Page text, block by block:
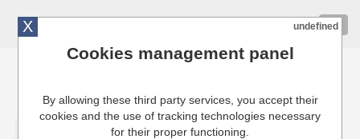
Cuisinresto: Ustensiles de cuisine pour professionnels
X undefined
Cookies management panel
By allowing these third party services, you accept their
cookies and the use of tracking technologies necessary
for their proper functioning.